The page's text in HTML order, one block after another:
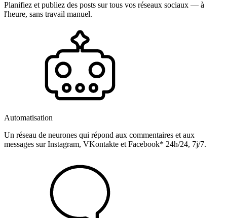
Planifiez et publiez des posts sur tous vos réseaux sociaux — à
l'heure, sans travail manuel.
Automatisation
Un réseau de neurones qui répond aux commentaires et aux
messages sur Instagram, VKontakte et Facebook* 24h/24, 7j/7.